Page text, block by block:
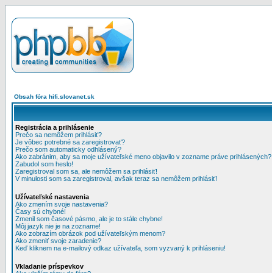
Obsah fóra hifi.slovanet.sk
Registrácia a prihlásenie
Prečo sa nemôžem prihlásiť?
Je vôbec potrebné sa zaregistrovať?
Prečo som automaticky odhlásený?
Ako zabránim, aby sa moje užívateľské meno objavilo v zozname práve prihlásených?
Zabudol som heslo!
Zaregistroval som sa, ale nemôžem sa prihlásiť!
V minulosti som sa zaregistroval, avšak teraz sa nemôžem prihlásiť!
Užívateľské nastavenia
Ako zmením svoje nastavenia?
Časy sú chybné!
Zmenil som časové pásmo, ale je to stále chybne!
Môj jazyk nie je na zozname!
Ako zobrazím obrázok pod užívateľským menom?
Ako zmeniť svoje zaradenie?
Keď kliknem na e-mailový odkaz užívateľa, som vyzvaný k prihláseniu!
Vkladanie príspevkov